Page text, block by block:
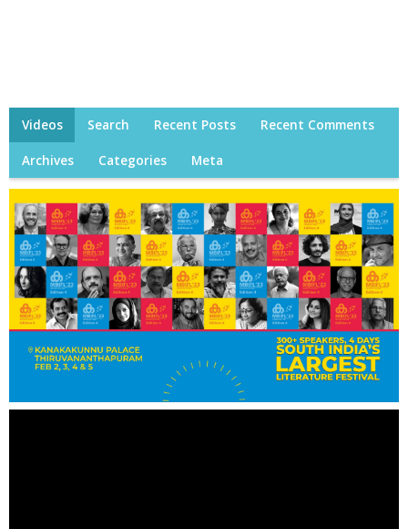
Videos Search Recent Posts Recent Comments
Archives Categories Meta